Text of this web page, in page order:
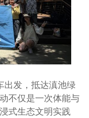
出发，抵达滇池绿
不仅是一次体能与
式生态文明实践